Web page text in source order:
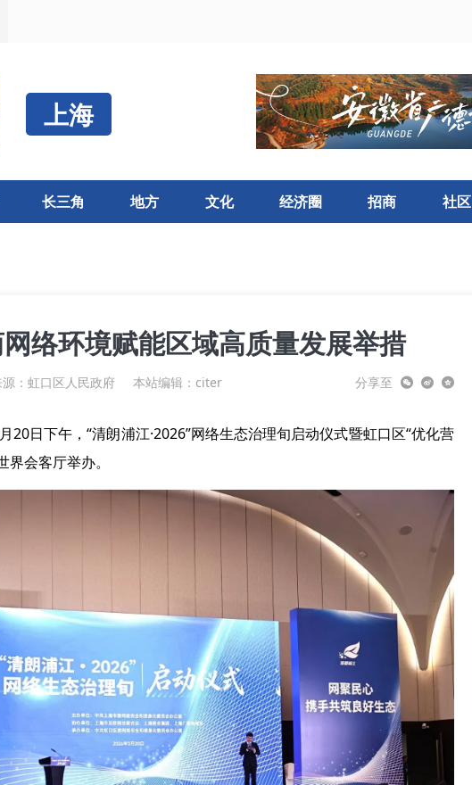
上海
长三角 地方 文化 经济圈 招商 社区
络环境赋能区域高质量发展举措
： 虹口区人民政府 本站编辑：citer 分享至
日下午，“清朗浦江·2026”网络生态治理旬启动仪式暨虹口区“优化营
会客厅举办。